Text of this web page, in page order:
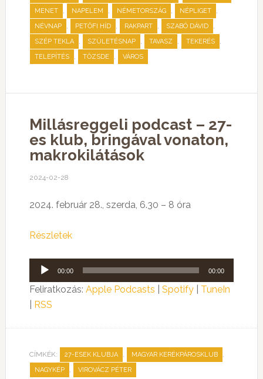
MENET , NAPELEM , NÉMETORSZÁG , NÉPLIGET ,
NÉVNAP , PETŐFI HÍD , RAKPART , SZABÓ DÁVID ,
SZÉP TEKLA , SZÜLETÉSNAP , TAVASZ , TEKERÉS ,
TELEPÍTÉS , TŐZSDE , VÁROS
Millásreggeli podcast – 27-
es klub, bringával vonaton,
makrokilátások
2024-02-28
2024. február 28., szerda, 6.30 – 8 óra
Részletek
Audió
lejátszó
00:00 00:00
Feliratkozás: Apple Podcasts Spotify| TuneIn
RSS
CÍMKÉK: 27-ESEK KLUBJA , MAGYAR KERÉKPÁROSKLUB ,
NAGYKÉP , VIROVÁCZ PÉTER